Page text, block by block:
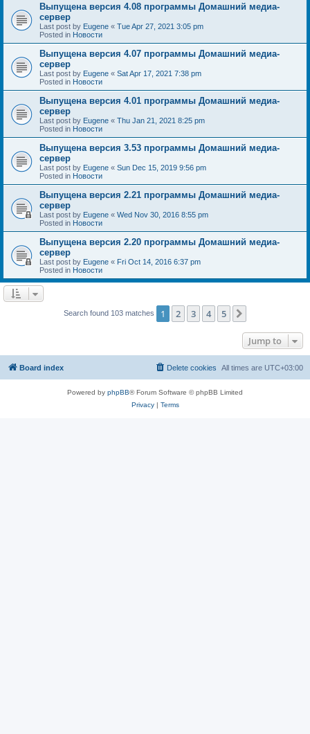
Выпущена версия 4.08 программы Домашний медиа-
сервер
Last post by Eugene « Tue Apr 27, 2021 3:05 pm
Posted in Новости
Выпущена версия 4.07 программы Домашний медиа-
сервер
Last post by Eugene « Sat Apr 17, 2021 7:38 pm
Posted in Новости
Выпущена версия 4.01 программы Домашний медиа-
сервер
Last post by Eugene « Thu Jan 21, 2021 8:25 pm
Posted in Новости
Выпущена версия 3.53 программы Домашний медиа-
сервер
Last post by Eugene « Sun Dec 15, 2019 9:56 pm
Posted in Новости
Выпущена версия 2.21 программы Домашний медиа-
сервер
Last post by Eugene « Wed Nov 30, 2016 8:55 pm
Posted in Новости
Выпущена версия 2.20 программы Домашний медиа-
сервер
Last post by Eugene « Fri Oct 14, 2016 6:37 pm
Posted in Новости
Search found 103 matches 1 2 3 4 5
Jump to
Board index All times are UTC+03:00
Delete cookies
Powered by phpBB® Forum Software © phpBB Limited
Privacy| Terms